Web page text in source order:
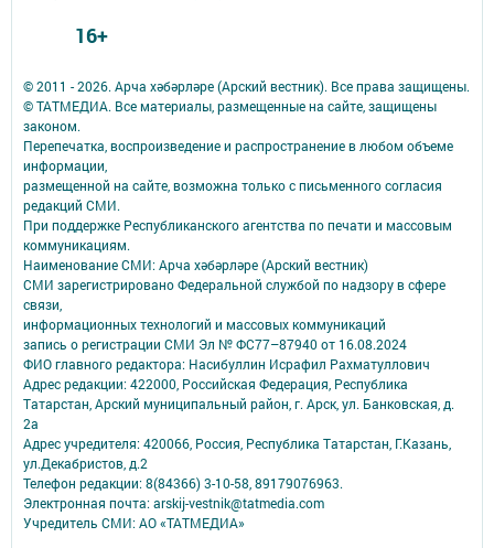
© 2011 - 2026. Арча хәбәрләре (Арский вестник). Все права защищены.
© ТАТМЕДИА. Все материалы, размещенные на сайте, защищены
законом.
Перепечатка, воспроизведение и распространение в любом объеме
информации,
размещенной на сайте, возможна только с письменного согласия
редакций СМИ.
При поддержке Республиканского агентства по печати и массовым
коммуникациям.
Наименование СМИ: Арча хәбәрләре (Арский вестник)
СМИ зарегистрировано Федеральной службой по надзору в сфере
связи,
информационных технологий и массовых коммуникаций
запись о регистрации СМИ Эл № ФС77–87940 от 16.08.2024
ФИО главного редактора: Насибуллин Исрафил Рахматуллович
Адрес редакции: 422000, Российская Федерация, Республика
Татарстан, Арский муниципальный район, г. Арск, ул. Банковская, д.
2а
Адрес учредителя: 420066, Россия, Республика Татарстан, Г.Казань,
ул.Декабристов, д.2
Телефон редакции: 8(84366) 3-10-58, 89179076963.
Электронная почта: arskij-vestnik@tatmedia.com
Учредитель СМИ: АО «ТАТМЕДИА»
16+